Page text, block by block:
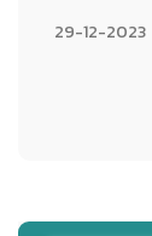
29-12-2023